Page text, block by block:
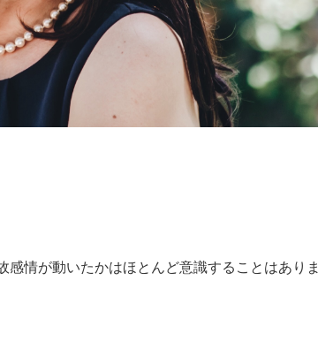
情が動いたかはほとんど意識することはありま